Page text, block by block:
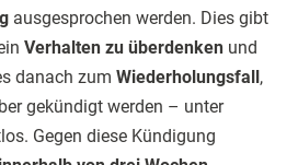
ausgesprochen werden. Dies gibt
Verhalten zu überdenken und
danach zum Wiederholungsfall,
gekündigt werden – unter
Gegen diese Kündigung